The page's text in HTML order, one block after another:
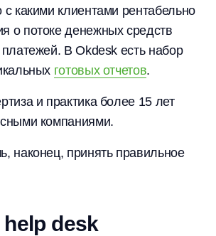
с какими клиентами рентабельно
о потоке денежных средств
платежей. В Okdesk есть набор
готовых отчетов.
и практика более 15 лет
компаниями.
наконец, принять правильное
desk